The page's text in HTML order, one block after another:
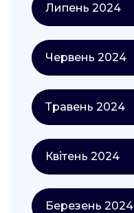
Липень 2024
Червень 2024
Травень 2024
Квітень 2024
Березень 2024